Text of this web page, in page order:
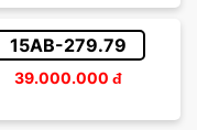
15AB-279.79
39.000.000 đ